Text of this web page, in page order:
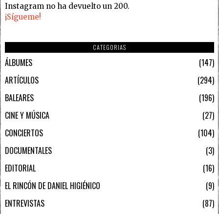
Instagram no ha devuelto un 200.
¡Sígueme!
CATEGORIAS
ÁLBUMES
147
ARTÍCULOS
294
BALEARES
196
CINE Y MÚSICA
27
CONCIERTOS
104
DOCUMENTALES
3
EDITORIAL
16
EL RINCÓN DE DANIEL HIGIÉNICO
9
ENTREVISTAS
87